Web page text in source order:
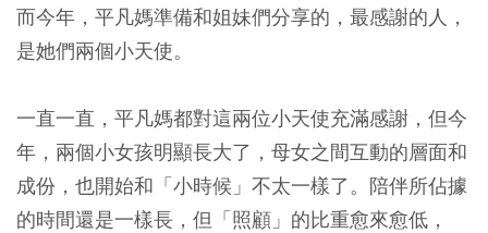
而今年，平凡媽準備和姐妹們分享的，最感謝的人，
是她們兩個小天使。
一直一直，平凡媽都對這兩位小天使充滿感謝，但今
年，兩個小女孩明顯長大了，母女之間互動的層面和
成份，也開始和「小時候」不太一樣了。陪伴所佔據
的時間還是一樣長，但「照顧」的比重愈來愈低，